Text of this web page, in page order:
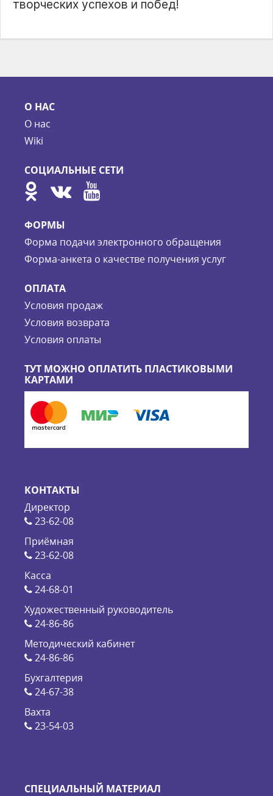
творческих успехов и побед!
О НАС
О нас
Wiki
СОЦИАЛЬНЫЕ СЕТИ
ФОРМЫ
Форма подачи электронного обращения
Форма-анкета о качестве получения услуг
ОПЛАТА
Условия продаж
Условия возврата
Условия оплаты
ТУТ МОЖНО ОПЛАТИТЬ ПЛАСТИКОВЫМИ
КАРТАМИ
КОНТАКТЫ
Директор
23-62-08
Приёмная
23-62-08
Касса
24-68-01
Художественный руководитель
24-86-86
Методический кабинет
24-86-86
Бухгалтерия
24-67-38
Вахта
23-54-03
СПЕЦИАЛЬНЫЙ МАТЕРИАЛ